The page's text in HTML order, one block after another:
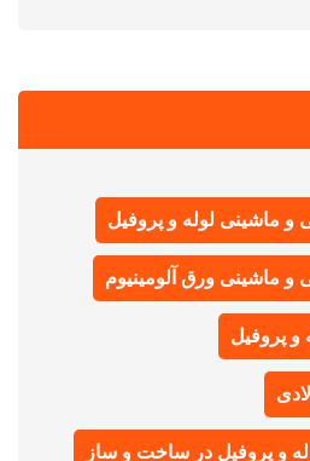
ماشینی لوله و پروفیل
ماشینی ورق آلومینیوم
و پروفیل
و پروفیل در ساخت و ساز